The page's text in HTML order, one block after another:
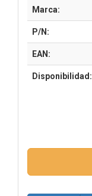
Marca:
P/N:
EAN:
Disponibilidad: